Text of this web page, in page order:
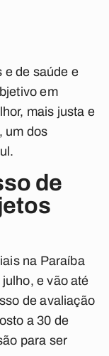
e de saúde e
em
mais justa e
um dos
de
na Paraíba
e vão até
de avaliação
a 30 de
para ser